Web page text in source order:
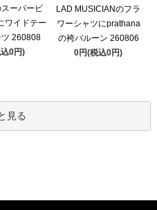
ーパービ
ワイドテー
260808
0円)
LAD MUSICIANのフラ
ワーシャツにprathana
の袴バルーン 260806
0円(税込0円)
見る